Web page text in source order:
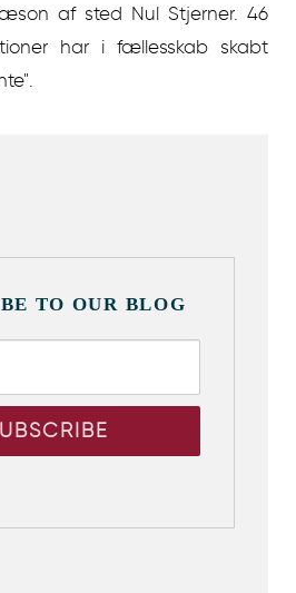
af sted Nul Stjerner. 46
har i fællesskab skabt
TO OUR BLOG